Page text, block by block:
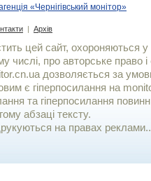
«Чернігівський монітор»
| Архів
цей сайт, охороняються у
числі, про авторське право і
дозволяється за
є гiперпосилання на
та гіперпосилання
абзаці тексту.
на правах реклами..